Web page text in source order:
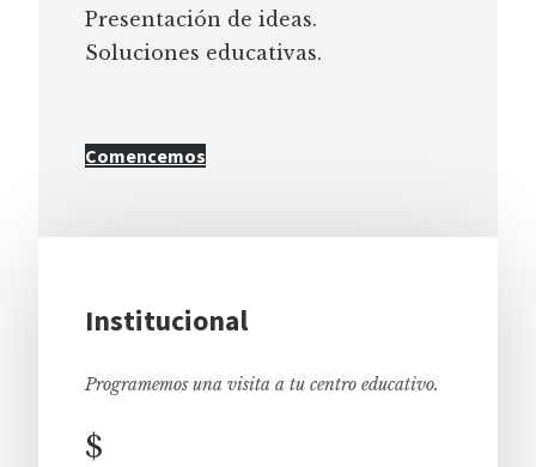
Presentación de ideas.
Soluciones educativas.
Comencemos
Institucional
Programemos una visita a tu centro educativo.
$